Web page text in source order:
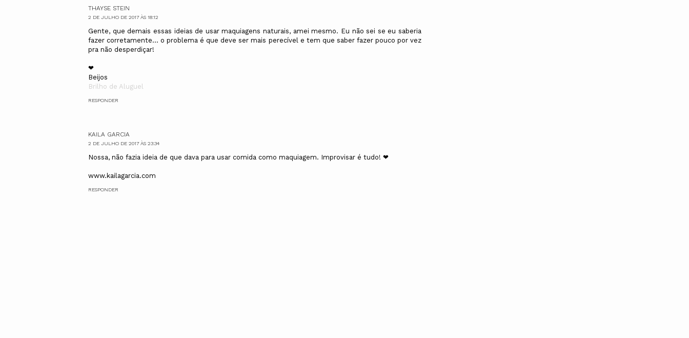
THAYSE STEIN
2 DE JULHO DE 2017 ÀS 18:12
Gente, que demais essas ideias de usar maquiagens naturais, amei mesmo. Eu não sei se eu saberia
fazer corretamente... o problema é que deve ser mais perecível e tem que saber fazer pouco por vez
pra não desperdiçar!
❤
Beijos
Brilho de Aluguel
RESPONDER
KAILA GARCIA
2 DE JULHO DE 2017 ÀS 23:34
Nossa, não fazia ideia de que dava para usar comida como maquiagem. Improvisar é tudo! ❤
www.kailagarcia.com
RESPONDER